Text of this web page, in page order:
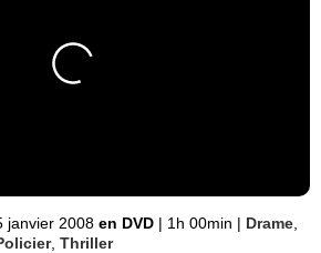
janvier 2008 en DVD | 1h 00min | Drame
,Thriller